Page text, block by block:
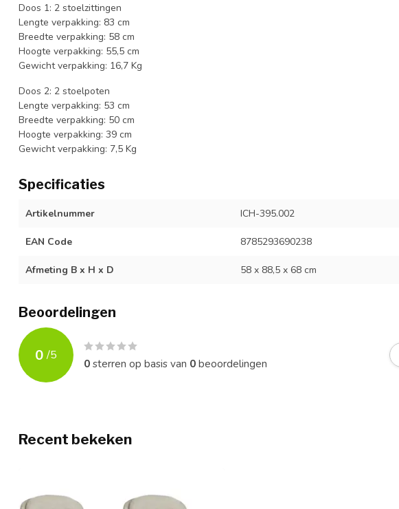
Doos 1: 2 stoelzittingen
Lengte verpakking: 83 cm
Breedte verpakking: 58 cm
Hoogte verpakking: 55,5 cm
Gewicht verpakking: 16,7 Kg
Doos 2: 2 stoelpoten
Lengte verpakking: 53 cm
Breedte verpakking: 50 cm
Hoogte verpakking: 39 cm
Gewicht verpakking: 7,5 Kg
Specificaties
Artikelnummer ICH-395.002
EAN Code 8785293690238
Afmeting B x H x D 58 x 88,5 x 68 cm
Beoordelingen
0 /5
0sterren op basis van 0beoordelingen
Recent bekeken